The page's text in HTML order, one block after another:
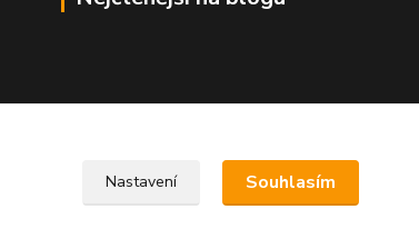
Nastavení Souhlasím